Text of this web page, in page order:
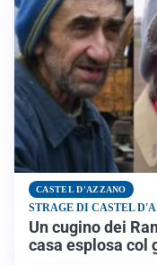
CASTEL D'AZZANO
STRAGE DI CASTEL
Un cugino dei
casa esplosa col